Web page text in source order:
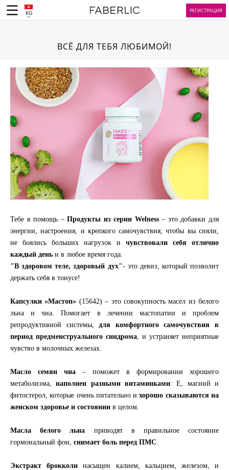
KG РЕГИСТРАЦИЯ
ВСЁ ДЛЯ ТЕБЯ ЛЮБИМОЙ!
Тебе в помощь –Продукты из серии Welness– это добавки для
энергии, настроения, и крепкого самочувствия, чтобы вы сияли,
не боялись больших нагрузок и чувствовали себя отлично
каждый день и в любое время года.
"В здоровом теле, здоровый дух"- это девиз, который позволит
держать себя в тонусе!
Капсулки «Мастоп» (15642) – это совокупность масел из белого
льна и чиа. Помогает в лечении мастопатии и проблем
репродуктивной системы, для комфортного самочувствия в
период предменструального синдрома , и устраняет неприятные
чувство в молочных железах.
Масло семян чиа – поможет в формировании хорошего
метаболизма,наполнен разными витаминками: Е, магний и
фитостерол, которые очень питательно ихорошо сказываются на
женском здоровье и состоянии в целом.
Масла белого льна приводят в правильное состояние
гормональный фон, снимает боль перед ПМС
Экстракт брокколи насыщен калием, кальцием, железом, и